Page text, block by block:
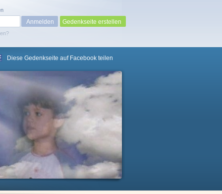
Gedenkseite erstellen
Diese Gedenkseite auf Facebook teilen